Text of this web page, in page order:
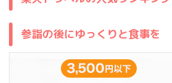
参詣の後にゆっくりと食事を